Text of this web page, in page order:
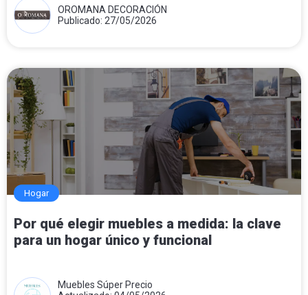
OROMANA DECORACIÓN
Publicado: 27/05/2026
Hogar
Por qué elegir muebles a medida: la clave
para un hogar único y funcional
Muebles Súper Precio